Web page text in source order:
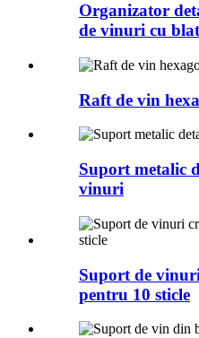
Organizator
de vinuri cu
Raft de vin
Suport metalic
vinuri
Suport de
pentru 10 sticle